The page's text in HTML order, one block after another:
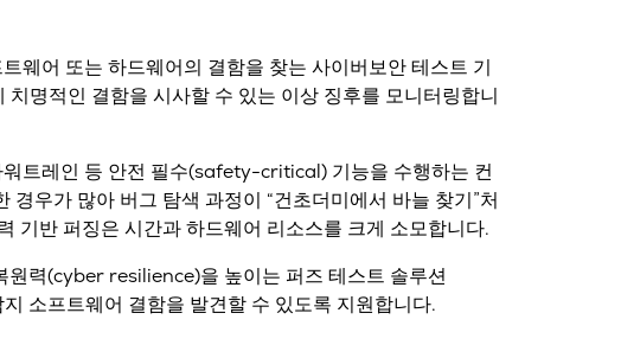
웨어 또는 하드웨어의 결함을 찾는 사이버보안 테스트 기
치명적인 결함을 시사할 수 있는 이상 징후를 모니터링합니
트레인 등 안전 필수(safety-critical) 기능을 수행하는 컨
우가 많아 버그 탐색 과정이 “건초더미에서 바늘 찾기”처
기반 퍼징은 시간과 하드웨어 리소스를 크게 소모합니다.
원력(cyber resilience)을 높이는 퍼즈 테스트 솔루션
소프트웨어 결함을 발견할 수 있도록 지원합니다.